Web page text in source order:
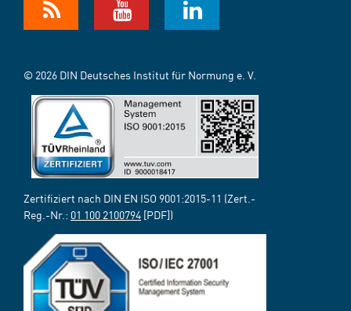
© 2026 DIN Deutsches Institut für Normung e. V.
Zertifiziert nach DIN EN ISO 9001:2015-11 (Zert.-
Reg.-Nr.: 01 100 2100794 [PDF])